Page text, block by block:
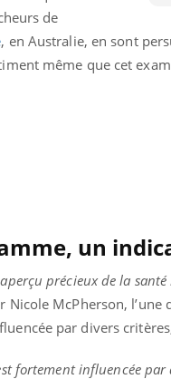
de
, en Australie, en sont
même que cet
un
précieux de la
Nicole McPherson, l’une
par divers
fortement influencée